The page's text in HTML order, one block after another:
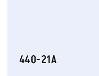
440-21A